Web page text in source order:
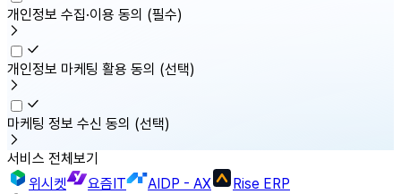
개인정보 수집·이용 동의 (필수)
개인정보 마케팅 활용 동의 (선택)
마케팅 정보 수신 동의 (선택)
서비스 전체보기
위시켓
요즘IT AIDP - AX Rise ERP